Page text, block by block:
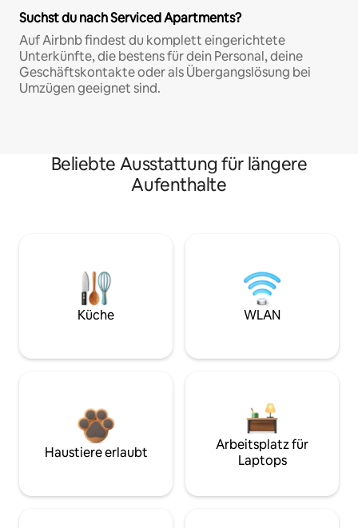
Suchst du nach Serviced Apartments?
Auf Airbnb findest du komplett eingerichtete
Unterkünfte, die bestens für dein Personal, deine
Geschäftskontakte oder als Übergangslösung bei
Umzügen geeignet sind.
Beliebte Ausstattung für längere
Aufenthalte
Küche WLAN
Haustiere erlaubt
Arbeitsplatz für
Laptops